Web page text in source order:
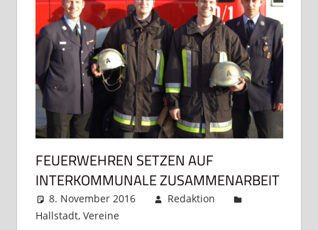
FEUERWEHREN SETZEN AUF
INTERKOMMUNALE ZUSAMMENARBEIT
8. November 2016
Redaktion
Hallstadt, Vereine